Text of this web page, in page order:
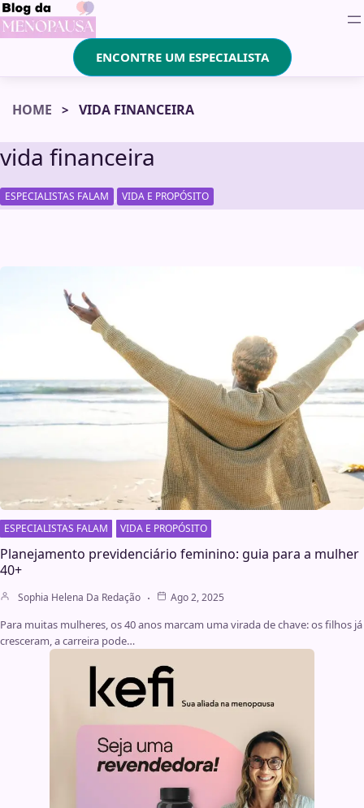
ENCONTRE UM ESPECIALISTA
HOME VIDA FINANCEIRA
vida financeira
ESPECIALISTAS FALAM , VIDA E PROPÓSITO
ESPECIALISTAS FALAM VIDA E PROPÓSITO
Planejamento previdenciário feminino: guia para a mulher
40+
Sophia Helena Da Redação Ago 2, 2025
Para muitas mulheres, os 40 anos marcam uma virada de chave: os filhos já
cresceram, a carreira pode…